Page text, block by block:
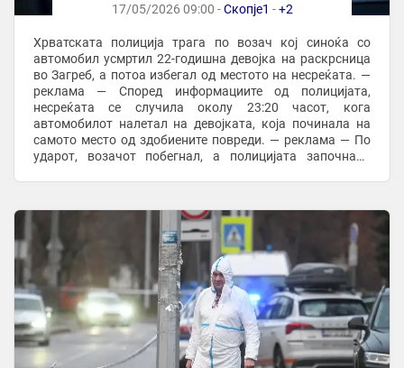
17/05/2026 09:00 -Скопје1 -+2
Хрватската полиција трага по возач кој синоќа со
автомобил усмртил 22-годишна девојка на раскрсница
во Загреб, а потоа избегал од местото на несреќата. —
реклама — Според информациите од полицијата,
несреќата се случила околу 23:20 часот, кога
автомобилот налетал на девојката, која починала на
самото место од здобиените повреди. — реклама — По
ударот, возачот побегнал, а полицијата започнала